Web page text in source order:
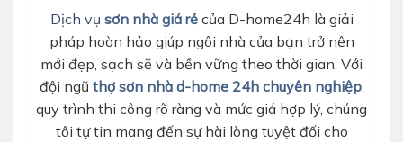
Dịch vụ sơn nhà giá rẻ của D-home24h là giải
pháp hoàn hảo giúp ngôi nhà của bạn trở nên
mới đẹp, sạch sẽ và bền vững theo thời gian. Với
đội ngũ thợ sơn nhà d-home 24h chuyên nghiệp,
quy trình thi công rõ ràng và mức giá hợp lý, chúng
tôi tự tin mang đến sự hài lòng tuyệt đối cho